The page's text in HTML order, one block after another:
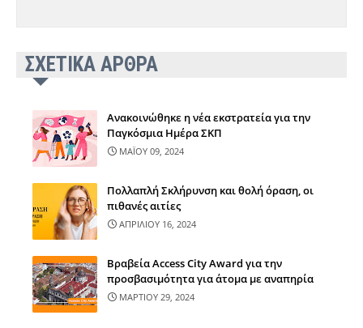
ΣΧΕΤΙΚΑ ΑΡΘΡΑ
Ανακοινώθηκε η νέα εκστρατεία για την
Παγκόσμια Ημέρα ΣΚΠ
ΜΑΪΟΥ 09, 2024
Πολλαπλή Σκλήρυνση και θολή όραση, οι
πιθανές αιτίες
ΑΠΡΙΛΙΟΥ 16, 2024
Βραβεία Access City Award για την
προσβασιμότητα για άτομα με αναπηρία
ΜΑΡΤΙΟΥ 29, 2024